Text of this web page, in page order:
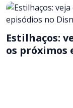
Estilhaços:
os próximos